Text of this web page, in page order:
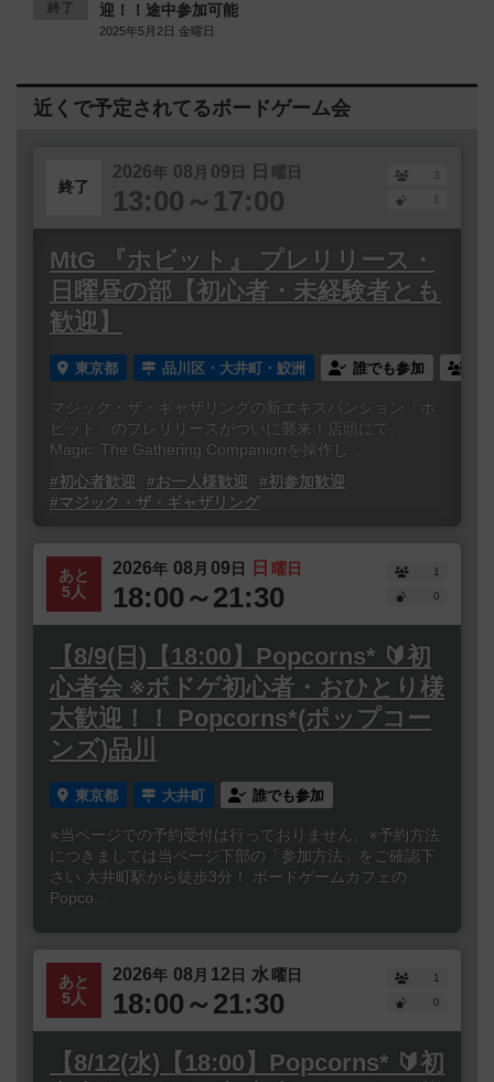
終了
迎！！途中参加可能
2025年5月2日 金曜日
近くで予定されてるボードゲーム会
終了
2026年 08 月 09 日 日 曜日
13:00～17:00
3
1
MtG 『ホビット』 プレリリース・
日曜昼の部【初心者・未経験者とも
歓迎】
東京都 品川区・大井町・鮫洲 誰でも参加
マジック・ザ・ギャザリングの新エキスパンション「ホ
ビット」のプレリリースがついに襲来！店頭にて、
Magic: The Gathering Companionを操作し...
#初心者歓迎
#お一人様歓迎
#初参加歓迎
#マジック・ザ・ギャザリング
あと
5人
2026年 08 月 09日 日 曜日
18:00～21:30
1
0
【8/9(日)【18:00】Popcorns* 🔰初
心者会 ※ボドゲ初心者・おひとり様
大歓迎！！ Popcorns*(ポップコー
ンズ)品川
東京都 大井町 誰でも参加
※当ページでの予約受付は行っておりません。※予約方法
につきましては当ページ下部の「参加方法」をご確認下
さい 大井町駅から徒歩3分！ ボードゲームカフェの
Popco...
あと
5人
2026年 08 月 12日 水曜日
18:00～21:30
1
0
【8/12(水)【18:00】Popcorns* 🔰初